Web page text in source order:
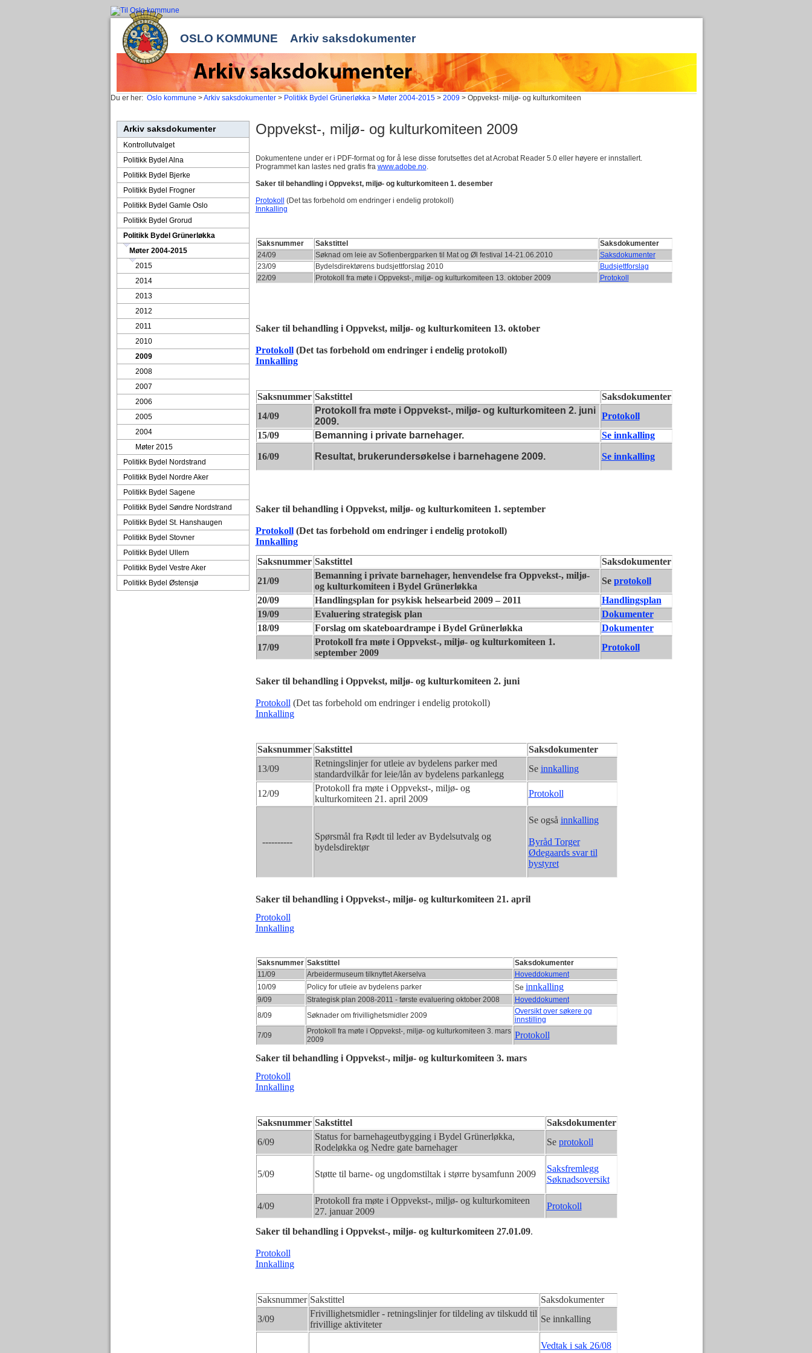
OSLO KOMMUNE Arkiv saksdokumenter
Du er her: Oslo kommune >Arkiv saksdokumenter> Politikk Bydel Grünerløkka> Møter 2004-2015> 2009> Oppvekst- miljø- og kulturkomiteen
Arkiv saksdokumenter
Kontrollutvalget
Politikk Bydel Alna
Politikk Bydel Bjerke
Politikk Bydel Frogner
Politikk Bydel Gamle Oslo
Politikk Bydel Grorud
Politikk Bydel Grünerløkka
Møter 2004-2015
2015
2014
2013
2012
2011
2010
2009
2008
2007
2006
2005
2004
Møter 2015
Politikk Bydel Nordstrand
Politikk Bydel Nordre Aker
Politikk Bydel Sagene
Politikk Bydel Søndre Nordstrand
Politikk Bydel St. Hanshaugen
Politikk Bydel Stovner
Politikk Bydel Ullern
Politikk Bydel Vestre Aker
Politikk Bydel Østensjø
Oppvekst-, miljø- og kulturkomiteen 2009
Dokumentene under er i PDF-format og for å lese disse forutsettes det at Acrobat Reader 5.0 eller høyere er innstallert.
Programmet kan lastes ned gratis fra www.adobe.no.
Saker til behandling i Oppvekst, miljø- og kulturkomiteen 1. desember
Protokoll
(Det tas forbehold om endringer i endelig protokoll)
Innkalling
Saksnummer Sakstittel
Saksdokumenter
24/09
Søknad om leie av Sofienbergparken til Mat og Øl festival 14-21.06.2010
Saksdokumenter
23/09
Bydelsdirektørens budsjettforslag 2010
Budsjettforslag
22/09
Protokoll fra møte i Oppvekst-, miljø- og kulturkomiteen 13. oktober 2009 Protokoll
Saker til behandling i Oppvekst, miljø- og kulturkomiteen 13. oktober
Protokoll(Det tas forbehold om endringer i endelig protokoll)
Innkalling
Saksnummer Sakstittel
Saksdokumenter
14/09
Protokoll fra møte i Oppvekst-, miljø- og kulturkomiteen 2. juni
2009.
Protokoll
15/09
Bemanning i private barnehager. Se innkalling
16/09 Resultat, brukerundersøkelse i barnehagene 2009. Se innkalling
Saker til behandling i Oppvekst, miljø- og kulturkomiteen 1. september
Protokoll(Det tas forbehold om endringer i endelig protokoll)
Innkalling
Saksnummer Sakstittel
Saksdokumenter
21/09
Bemanning i private barnehager, henvendelse fra Oppvekst-, miljø-
og kulturkomiteen i Bydel Grünerløkka
Se protokoll
20/09
Handlingsplan for psykisk helsearbeid 2009 – 2011
Handlingsplan
19/09
Evaluering strategisk plan
Dokumenter
18/09
Forslag om skateboardrampe i Bydel Grünerløkka
Dokumenter
17/09
Protokoll fra møte i Oppvekst-, miljø- og kulturkomiteen 1.
september 2009
Protokoll
Saker til behandling i Oppvekst, miljø- og kulturkomiteen 2. juni
Protokoll (Det tas forbehold om endringer i endelig protokoll)
Innkalling
Saksnummer Sakstittel
Saksdokumenter
13/09
Retningslinjer for utleie av bydelens parker med
standardvilkår for leie/lån av bydelens parkanlegg
Se innkalling
12/09
Protokoll fra møte i Oppvekst-, miljø- og
kulturkomiteen 21. april 2009
Protokoll
----------
Spørsmål fra Rødt til leder av Bydelsutvalg og
bydelsdirektør
Se også innkalling
Byråd Torger
Ødegaards svar til
bystyret
Saker til behandling i Oppvekst-, miljø- og kulturkomiteen 21. april
Protokoll
Innkalling
Saksnummer Sakstittel
Saksdokumenter
11/09
Arbeidermuseum tilknyttet Akerselva
Hoveddokument
10/09
Policy for utleie av bydelens parker Se innkalling
9/09 Strategisk plan 2008-2011 - første evaluering oktober 2008
Hoveddokument
8/09
Søknader om frivillighetsmidler 2009
Oversikt over søkere og
innstilling
7/09
Protokoll fra møte i Oppvekst-, miljø- og kulturkomiteen 3. mars
2009
Protokoll
Saker til behandling i Oppvekst-, miljø- og kulturkomiteen 3. mars
Protokoll
Innkalling
Saksnummer Sakstittel
Saksdokumenter
6/09
Status for barnehageutbygging i Bydel Grünerløkka,
Rodeløkka og Nedre gate barnehager
Se protokoll
5/09 Støtte til barne- og ungdomstiltak i større bysamfunn 2009
Saksfremlegg
Søknadsoversikt
4/09
Protokoll fra møte i Oppvekst-, miljø- og kulturkomiteen
27. januar 2009
Protokoll
Saker til behandling i Oppvekst-, miljø- og kulturkomiteen 27.01.09.
Protokoll
Innkalling
Saksnummer Sakstittel
Saksdokumenter
3/09
Frivillighetsmidler - retningslinjer for tildeling av tilskudd til
frivillige aktiviteter
Se innkalling
Vedtak i sak 26/08